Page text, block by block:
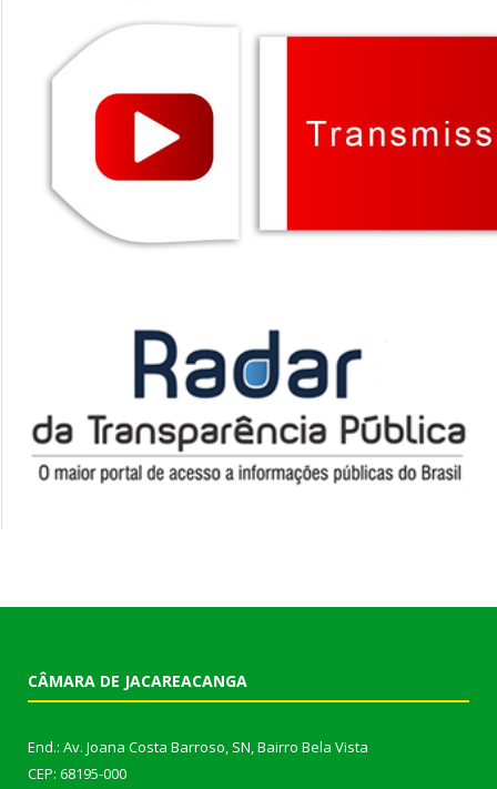
CÂMARA DE JACAREACANGA
End.: Av. Joana Costa Barroso, SN, Bairro Bela Vista
CEP: 68195-000